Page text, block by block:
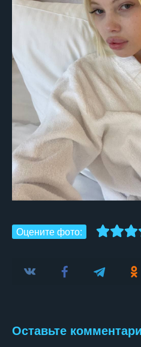
Оцените фото:
Оставьте